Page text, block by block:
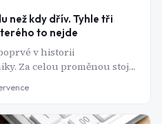
než kdy dřív. Tyhle tři
to nejde
v historii
Za celou proměnou stojí
na tom mohou